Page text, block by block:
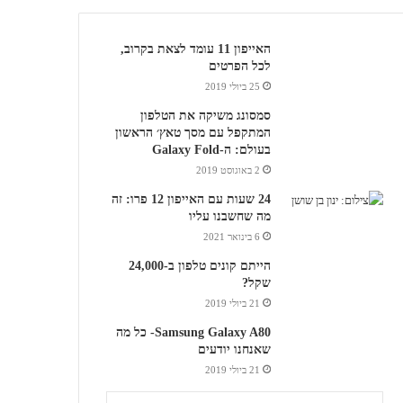
האייפון 11 עומד לצאת בקרוב,
לכל הפרטים
25 ביולי 2019
סמסונג משיקה את הטלפון
המתקפל עם מסך טאץ׳ הראשון
בעולם: ה-Galaxy Fold
2 באוגוסט 2019
24 שעות עם האייפון 12 פרו: זה
מה שחשבנו עליו
6 בינואר 2021
הייתם קונים טלפון ב-24,000
שקל?
21 ביולי 2019
Samsung Galaxy A80- כל מה
שאנחנו יודעים
21 ביולי 2019